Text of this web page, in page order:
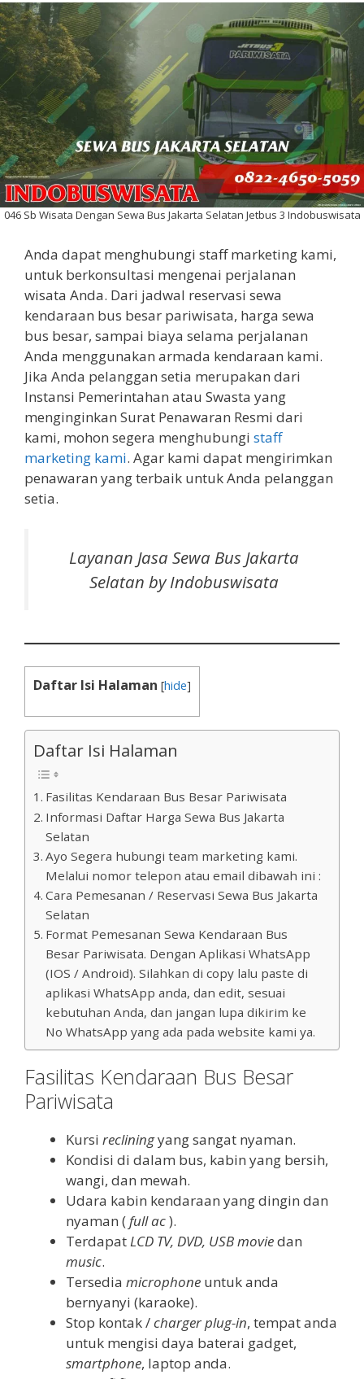
046 Sb Wisata Dengan Sewa Bus Jakarta Selatan Jetbus 3 Indobuswisata
Anda dapat menghubungi staff marketing kami,
untuk berkonsultasi mengenai perjalanan
wisata Anda. Dari jadwal reservasi sewa
kendaraan bus besar pariwisata, harga sewa
bus besar, sampai biaya selama perjalanan
Anda menggunakan armada kendaraan kami.
Jika Anda pelanggan setia merupakan dari
Instansi Pemerintahan atau Swasta yang
menginginkan Surat Penawaran Resmi dari
kami, mohon segera menghubungi staff
marketing kami. Agar kami dapat mengirimkan
penawaran yang terbaik untuk Anda pelanggan
setia.
Layanan Jasa Sewa Bus Jakarta
Selatan by Indobuswisata
Daftar Isi Halaman [hide]
Daftar Isi Halaman
Fasilitas Kendaraan Bus Besar Pariwisata
Informasi Daftar Harga Sewa Bus Jakarta
Selatan
Ayo Segera hubungi team marketing kami.
Melalui nomor telepon atau email dibawah ini :
Cara Pemesanan / Reservasi Sewa Bus Jakarta
Selatan
Format Pemesanan Sewa Kendaraan Bus
Besar Pariwisata. Dengan Aplikasi WhatsApp
(IOS / Android). Silahkan di copy lalu paste di
aplikasi WhatsApp anda, dan edit, sesuai
kebutuhan Anda, dan jangan lupa dikirim ke
No WhatsApp yang ada pada website kami ya.
Fasilitas Kendaraan Bus Besar
Pariwisata
Kursi recliningyang sangat nyaman.
Kondisi di dalam bus, kabin yang bersih,
wangi, dan mewah.
Udara kabin kendaraan yang dingin dan
nyaman (full ac).
TerdapatLCD TV, DVD, USB moviedan
music.
Tersedia microphone untuk anda
bernyanyi (karaoke).
Stop kontak /charger plug-in, tempat anda
untuk mengisi daya baterai gadget,
smartphone, laptop anda.